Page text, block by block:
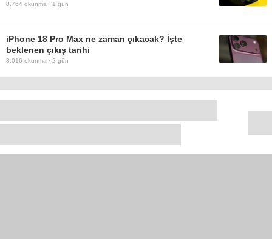
8.764 okunma · 1 gün
iPhone 18 Pro Max ne zaman çıkacak? İşte
beklenen çıkış tarihi
8.016 okunma · 2 gün